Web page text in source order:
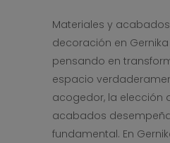
Materiales y
decoración en Gernika
pensando en
espacio
acogedor, la elección
acabados
fundamental. En